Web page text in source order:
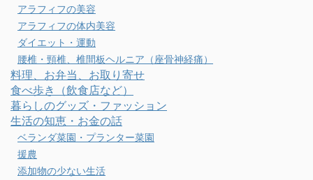
アラフィフの美容
アラフィフの体内美容
ダイエット・運動
腰椎・頸椎、椎間板ヘルニア（座骨神経痛）
料理、お弁当、お取り寄せ
食べ歩き（飲食店など）
暮らしのグッズ・ファッション
生活の知恵・お金の話
ベランダ菜園・プランター菜園
援農
添加物の少ない生活